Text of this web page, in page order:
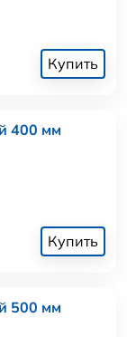
Купить
400 мм
Купить
500 мм